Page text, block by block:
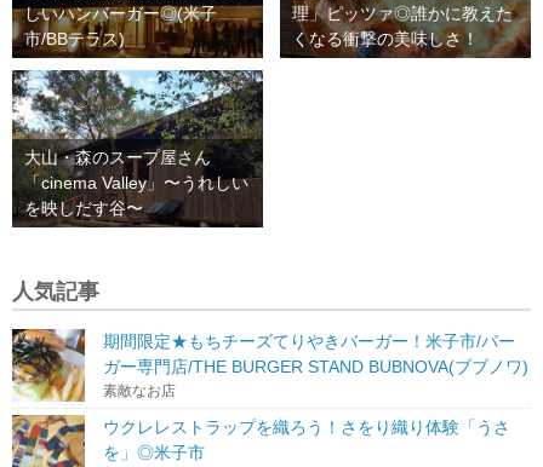
しいハンバーガー◎(米子
市/BBテラス)
理」ピッツァ◎誰かに教えた
くなる衝撃の美味しさ！
大山・森のスープ屋さん
「cinema Valley」〜うれしい
を映しだす谷〜
人気記事
期間限定★もちチーズてりやきバーガー！米子市/バー
ガー専門店/THE BURGER STAND BUBNOVA(ブブノワ)
素敵なお店
ウクレレストラップを織ろう！さをり織り体験「うさ
を」◎米子市